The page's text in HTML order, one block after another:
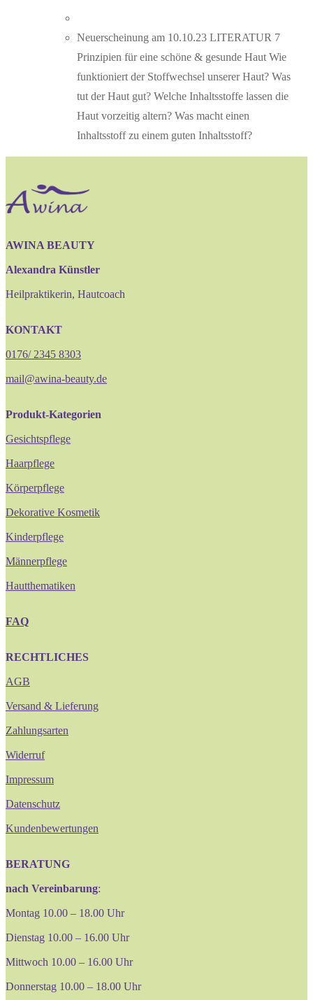
Neuerscheinung am 10.10.23 LITERATUR 7
Prinzipien für eine schöne & gesunde Haut Wie
funktioniert der Stoffwechsel unserer Haut? Was
tut der Haut gut? Welche Inhaltsstoffe lassen die
Haut vorzeitig altern? Was macht einen
Inhaltsstoff zu einem guten Inhaltsstoff?
AWINA BEAUTY
Alexandra Künstler
Heilpraktikerin, Hautcoach
KONTAKT
0176/ 2345 8303
mail@awina-beauty.de
Produkt-Kategorien
Gesichtspflege
Haarpflege
Körperpflege
Dekorative Kosmetik
Kinderpflege
Männerpflege
Hautthematiken
FAQ
RECHTLICHES
AGB
Versand & Lieferung
Zahlungsarten
Widerruf
Impressum
Datenschutz
Kundenbewertungen
BERATUNG
nach Vereinbarung:
Montag 10.00 – 18.00 Uhr
Dienstag 10.00 – 16.00 Uhr
Mittwoch 10.00 – 16.00 Uhr
Donnerstag 10.00 – 18.00 Uhr